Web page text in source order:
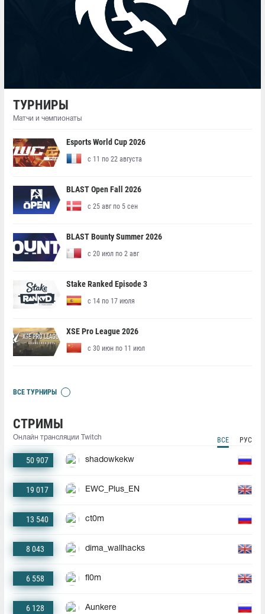
ТУРНИРЫ
Матчи и чемпионаты
Esports World Cup 2026
с 11 по 22 августа
BLAST Open Fall 2026
с 25 авг по 5 сен
BLAST Bounty Summer 2026
с 20 июл по 2 авг
Stake Ranked Episode 3
с 14 по 17 июля
XSE Pro League 2026
с 30 июн по 11 июл
ВСЕ ТУРНИРЫ
СТРИМЫ
Онлайн трансляции Twitch ВСЕ РУС
50 907 shadowkekw
19 017 EWC_Plus_EN
13 540 ct0m
8 043 dima_wallhacks
6 558 fl0m
6 128 Aunkere